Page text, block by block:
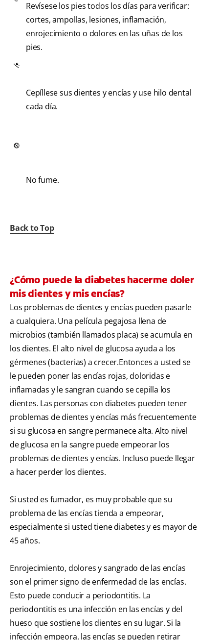
Revísese los pies todos los días para verificar:
cortes, ampollas, lesiones, inflamación,
enrojecimiento o dolores en las uñas de los
pies.
Cepíllese sus dientes y encías y use hilo dental
cada día.
No fume.
Back to Top
¿Cómo puede la diabetes hacerme doler
mis dientes y mis encías?
Los problemas de dientes y encías pueden pasarle
a cualquiera. Una película pegajosa llena de
microbios (también llamados placa) se acumula en
los dientes. El alto nivel de glucosa ayuda a los
gérmenes (bacterias) a crecer.Entonces a usted se
le pueden poner las encías rojas, doloridas e
inflamadas y le sangran cuando se cepilla los
dientes. Las personas con diabetes pueden tener
problemas de dientes y encías más frecuentemente
si su glucosa en sangre permanece alta. Alto nivel
de glucosa en la sangre puede empeorar los
problemas de dientes y encías. Incluso puede llegar
a hacer perder los dientes.
Si usted es fumador, es muy probable que su
problema de las encías tienda a empeorar,
especialmente si usted tiene diabetes y es mayor de
45 años.
Enrojecimiento, dolores y sangrado de las encías
son el primer signo de enfermedad de las encías.
Esto puede conducir a periodontitis. La
periodontitis es una infección en las encías y del
hueso que sostiene los dientes en su lugar. Si la
infección empeora, las encías se pueden retirar